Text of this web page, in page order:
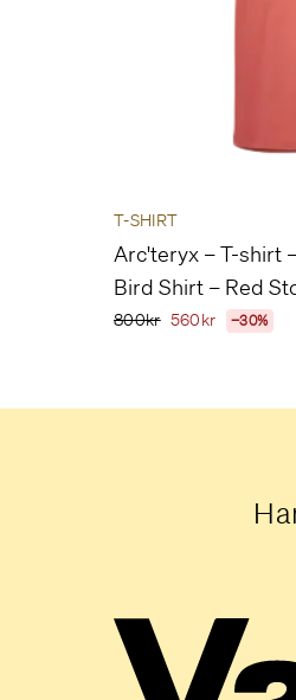
T-SHIRT
Arc'teryx – T-shirt
Bird Shirt – Red
800kr 560kr −30%